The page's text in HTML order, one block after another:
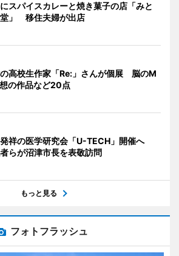
スパイスカレーと焼き菓子の店「みと
堂」 移住夫婦が出店
高校生作家「Re:」さんが個展 脳のM
の作品など20点
祥の医学研究会「U-TECH」開催へ
らが沼津市長を表敬訪問
もっと見る
フォトフラッシュ